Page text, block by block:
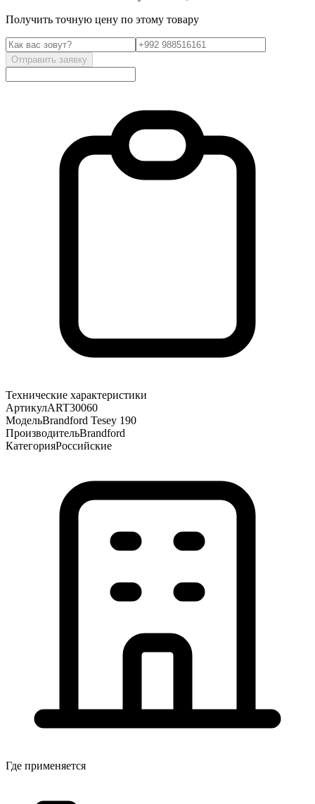
Получить точную цену по этому товару
Отправить заявку
Технические характеристики
АртикулART30060
МодельBrandford Tesey 190
ПроизводительBrandford
КатегорияРоссийские
Где применяется